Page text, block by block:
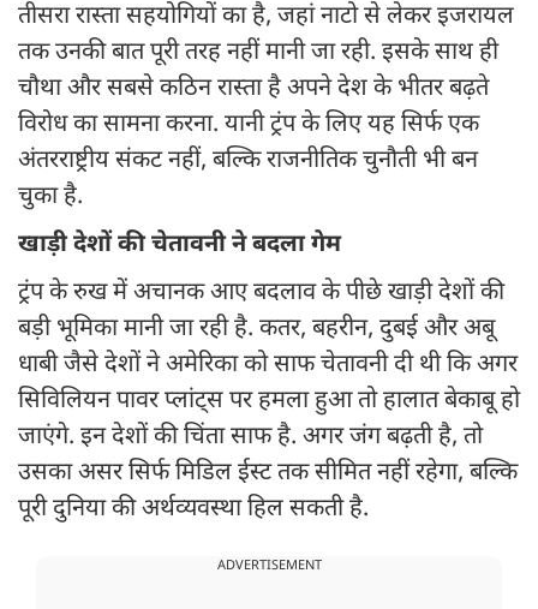
तीसरा रास्ता सहयोगियों का है, जहां नाटो से लेकर इजरायल
तक उनकी बात पूरी तरह नहीं मानी जा रही. इसके साथ ही
चौथा और सबसे कठिन रास्ता है अपने देश के भीतर बढ़ते
विरोध का सामना करना. यानी ट्रंप के लिए यह सिर्फ एक
अंतरराष्ट्रीय संकट नहीं, बल्कि राजनीतिक चुनौती भी बन
चुका है.
खाड़ी देशों की चेतावनी ने बदला गेम
ट्रंप के रुख में अचानक आए बदलाव के पीछे खाड़ी देशों की
बड़ी भूमिका मानी जा रही है. कतर, बहरीन, दुबई और अबू
धाबी जैसे देशों ने अमेरिका को साफ चेतावनी दी थी कि अगर
सिविलियन पावर प्लांट्स पर हमला हुआ तो हालात बेकाबू हो
जाएंगे. इन देशों की चिंता साफ है. अगर जंग बढ़ती है, तो
उसका असर सिर्फ मिडिल ईस्ट तक सीमित नहीं रहेगा, बल्कि
पूरी दुनिया की अर्थव्यवस्था हिल सकती है.
ADVERTISEMENT